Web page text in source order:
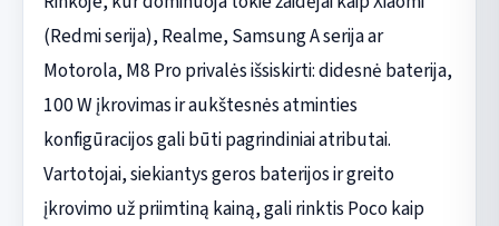
(Redmi serija), Realme, Samsung A serija ar
Motorola, M8 Pro privalės išsiskirti: didesnė baterija,
100 W įkrovimas ir aukštesnės atminties
konfigūracijos gali būti pagrindiniai atributai.
Vartotojai, siekiantys geros baterijos ir greito
įkrovimo už priimtiną kainą, gali rinktis Poco kaip